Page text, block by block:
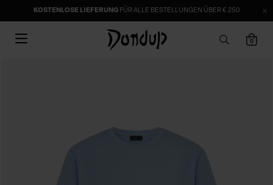
KOSTENLOSE LIEFERUNGFÜR ALLE BESTELLUNGEN ÜBER € 250
0